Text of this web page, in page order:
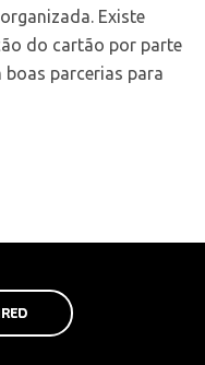
Existe
do cartão por parte
parcerias para